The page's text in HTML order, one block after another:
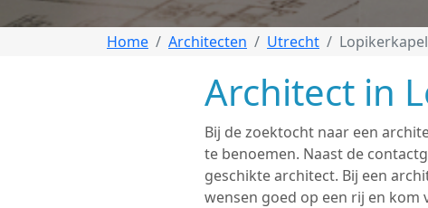
Home Architecten Utrecht Lopikerkapel
Architect in
Bij de zoektocht naar een
te benoemen. Naast de
geschikte architect. Bij een
wensen goed op een rij en kom